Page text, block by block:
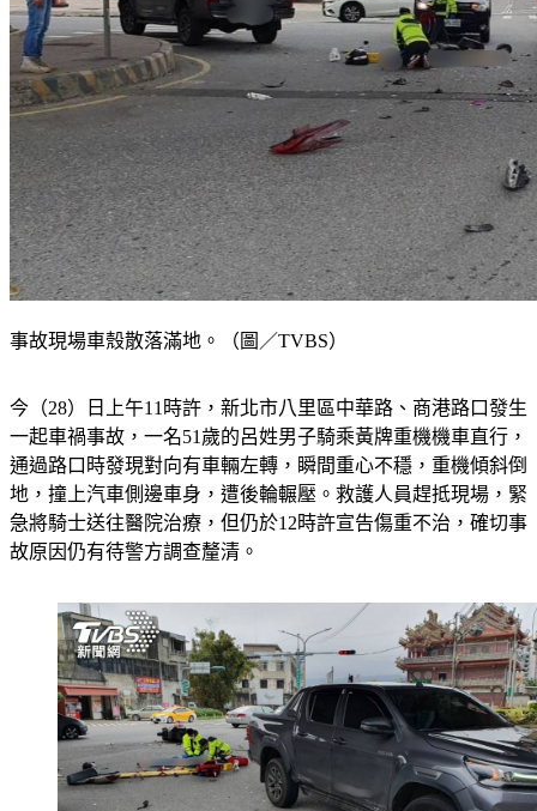
事故現場車殼散落滿地。（圖／TVBS）
今（28）日上午11時許，新北市八里區中華路、商港路口發生
一起車禍事故，一名51歲的呂姓男子騎乘黃牌重機機車直行，
通過路口時發現對向有車輛左轉，瞬間重心不穩，重機傾斜倒
地，撞上汽車側邊車身，遭後輪輾壓。救護人員趕抵現場，緊
急將騎士送往醫院治療，但仍於12時許宣告傷重不治，確切事
故原因仍有待警方調查釐清。